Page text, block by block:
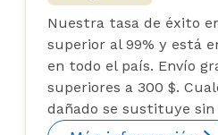
Nuestra tasa de éxito
superior al 99% y está
en todo el país. Envío
superiores a 300 $.
dañado se sustituye